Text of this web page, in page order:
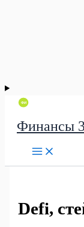
Финансы
Defi,